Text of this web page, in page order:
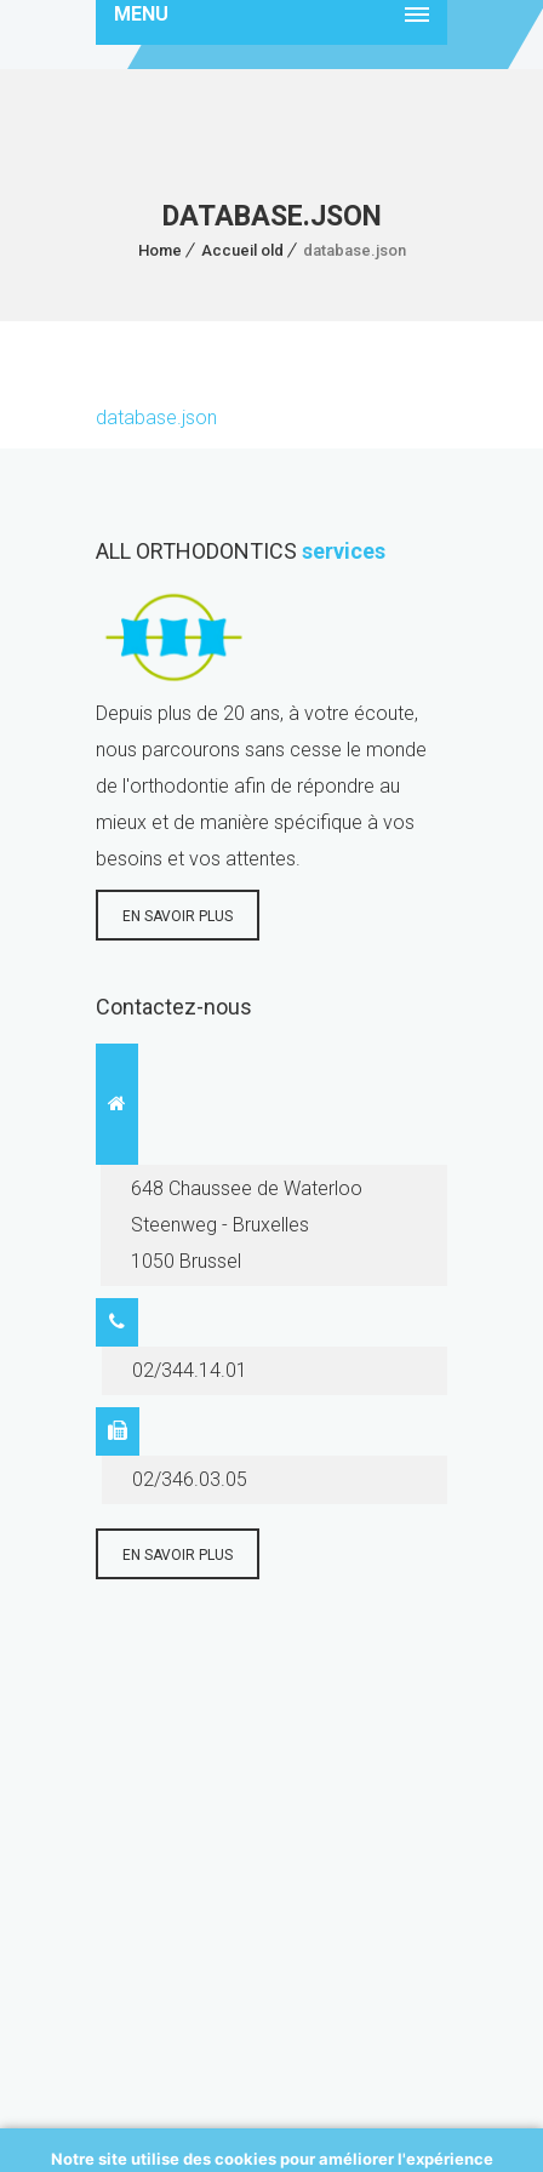
MENU
DATABASE.JSON
Home Accueil old database.json
database.json
ALL ORTHODONTICS services
Depuis plus de 20 ans, à votre écoute,
nous parcourons sans cesse le monde
de l'orthodontie afin de répondre au
mieux et de manière spécifique à vos
besoins et vos attentes.
EN SAVOIR PLUS
Contactez-nous
648 Chaussee de Waterloo
Steenweg - Bruxelles
1050 Brussel
02/344.14.01
02/346.03.05
EN SAVOIR PLUS
Notre site utilise des cookies pour améliorer l'expérience